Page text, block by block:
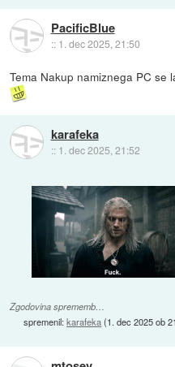
PacificBlue
:: 1. dec 2025, 21:50
Tema Nakup namiznega PC se
karafeka
:: 1. dec 2025, 21:52
Zgodovina sprememb…
spremenil:karafeka(1. dec 2025 ob